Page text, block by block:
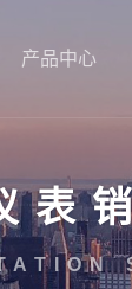
产品中心
表